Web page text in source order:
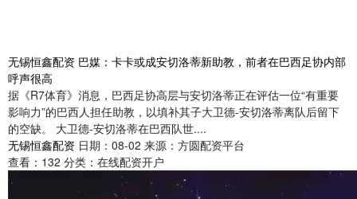
无锡恒鑫配资 巴媒：卡卡或成安切洛蒂新助教，前者在巴西足协内部
呼声很高
据《R7体育》消息，巴西足协高层与安切洛蒂正在评估一位“有重要
影响力”的巴西人担任助教，以填补其子大卫德-安切洛蒂离队后留下
的空缺。 大卫德-安切洛蒂在巴西队世....
无锡恒鑫配资 日期：08-02 来源：方圆配资平台
查看： 132 分类： 在线配资开户